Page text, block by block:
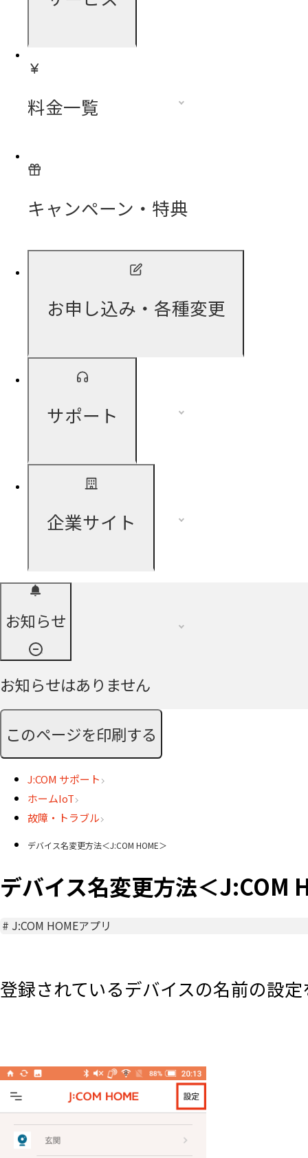
料金一覧
キャンペーン・特典
お申し込み・各種変更
サポート
企業サイト
お知らせ
お知らせはありません
このページを印刷する
J:COM サポート
ホームIoT
故障・トラブル
デバイス名変更方法＜J:COM HOME＞
デバイス名変更方法＜J:COM
# J:COM HOMEアプリ
登録されているデバイスの名前の設